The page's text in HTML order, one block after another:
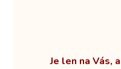
Je len na Vás,